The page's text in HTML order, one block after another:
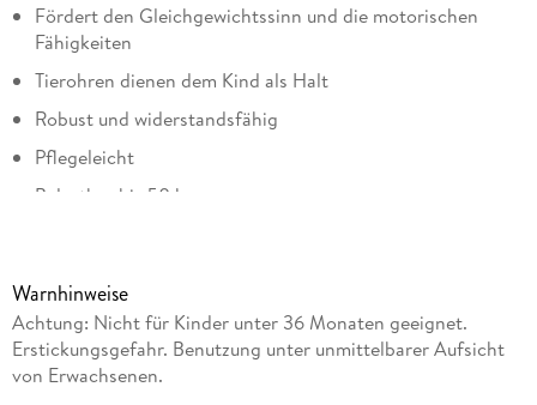
Fördert den Gleichgewichtssinn und die motorischen
Fähigkeiten
Tierohren dienen dem Kind als Halt
Robust und widerstandsfähig
Pflegeleicht
Belastbar bis 50 kg
M
- Fördert den Gleichgewichtssinn und die motorischen
Fähigkeiten
Warnhinweise
Achtung: Nicht für Kinder unter 36 Monaten geeignet.
Erstickungsgefahr. Benutzung unter unmittelbarer Aufsicht
von Erwachsenen.